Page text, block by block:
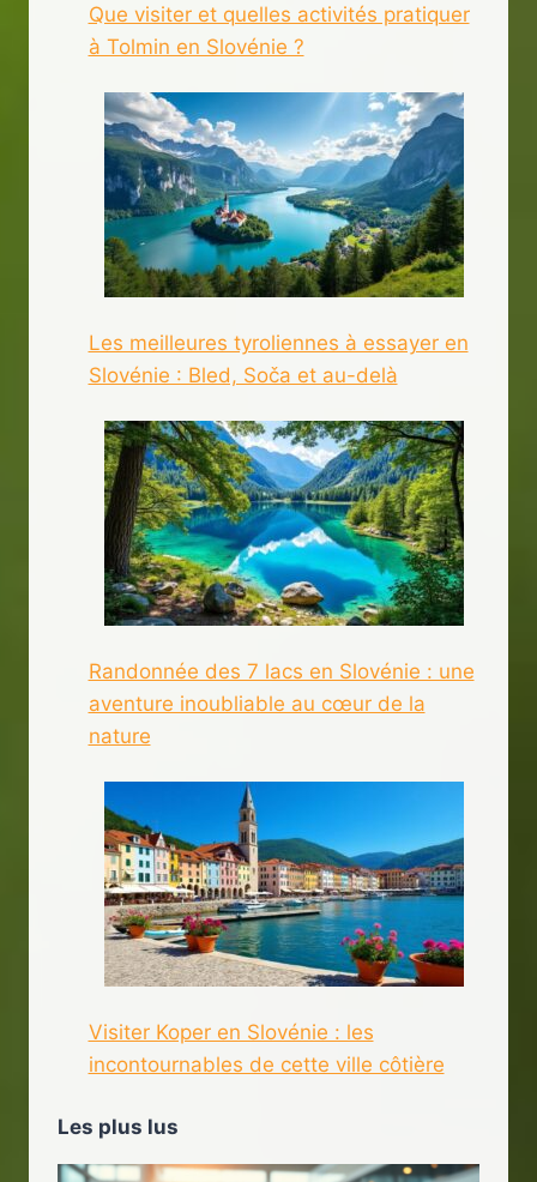
Que visiter et quelles activités pratiquer
à Tolmin en Slovénie ?
Les meilleures tyroliennes à essayer en
Slovénie : Bled, Soča et au-delà
Randonnée des 7 lacs en Slovénie : une
aventure inoubliable au cœur de la
nature
Visiter Koper en Slovénie : les
incontournables de cette ville côtière
Les plus lus